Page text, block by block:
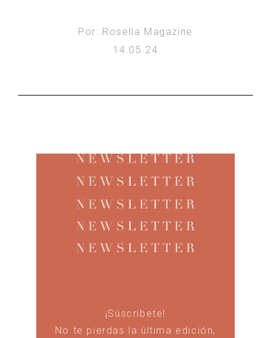
Por: Rosella Magazine
14.05.24
¡Súscríbete!
No te pierdas la última edición,